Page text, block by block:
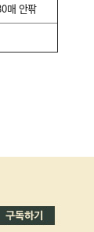
매 안팎